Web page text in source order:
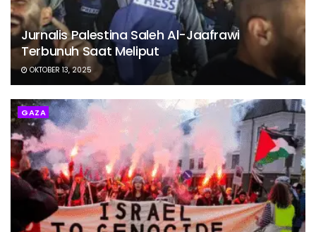
Jurnalis Palestina Saleh Al-Jaafrawi
Terbunuh Saat Meliput
OKTOBER 13, 2025
GAZA